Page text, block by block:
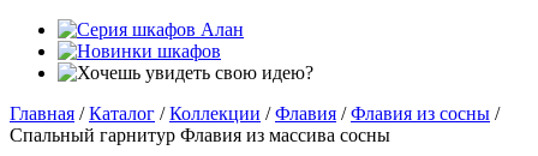
Главная / Каталог / Коллекции / Флавия / Флавия из сосны /
Спальный гарнитур Флавия из массива сосны